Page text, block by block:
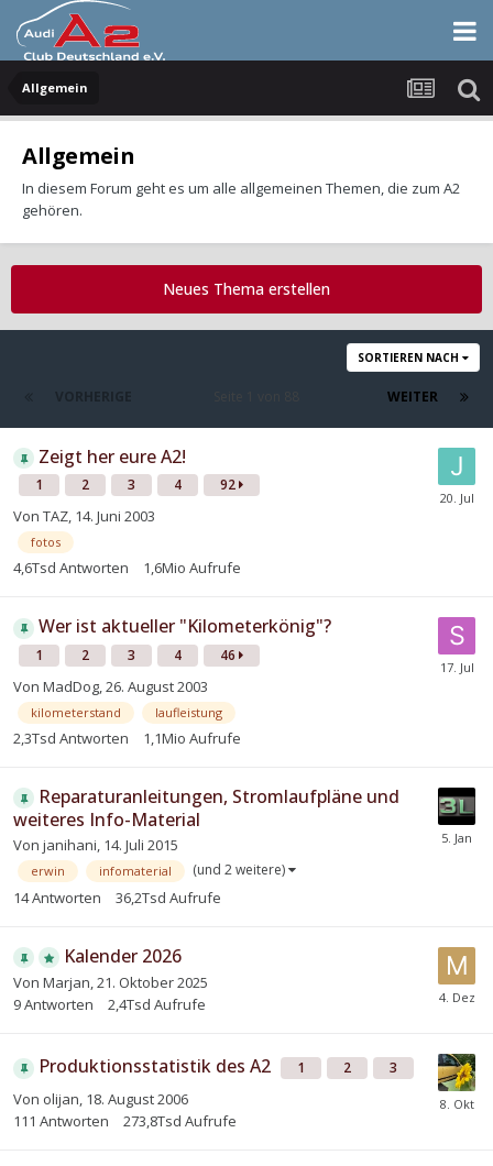
Allgemein
Allgemein
In diesem Forum geht es um alle allgemeinen Themen, die zum A2
gehören.
Neues Thema erstellen
SORTIEREN NACH
WEITER
Zeigt her eure A2!
1 2 3 4 92
Von TAZ, 14. Juni 2003
fotos
4,6Tsd Antworten 1,6Mio Aufrufe
Wer ist aktueller "Kilometerkönig"?
1 2 3 4 46
Von MadDog,26. August 2003
kilometerstand laufleistung
2,3Tsd Antworten 1,1Mio Aufrufe
Reparaturanleitungen, Stromlaufpläne und
weiteres Info-Material
Von janihani, 14. Juli 2015
erwin infomaterial (und 2 weitere)
14Antworten 36,2Tsd Aufrufe
Kalender 2026
Von Marjan,21. Oktober 2025
9Antworten 2,4Tsd Aufrufe
Produktionsstatistik des A2 1 2 3
Von olijan, 18. August 2006
111 Antworten 273,8Tsd Aufrufe